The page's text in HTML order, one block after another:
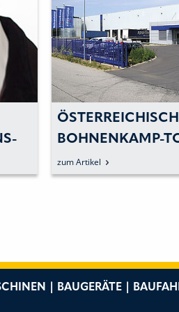
U
M
BOHNENKAMP-
ERÖFFNET
zum Artikel
| BAUGERÄTE |